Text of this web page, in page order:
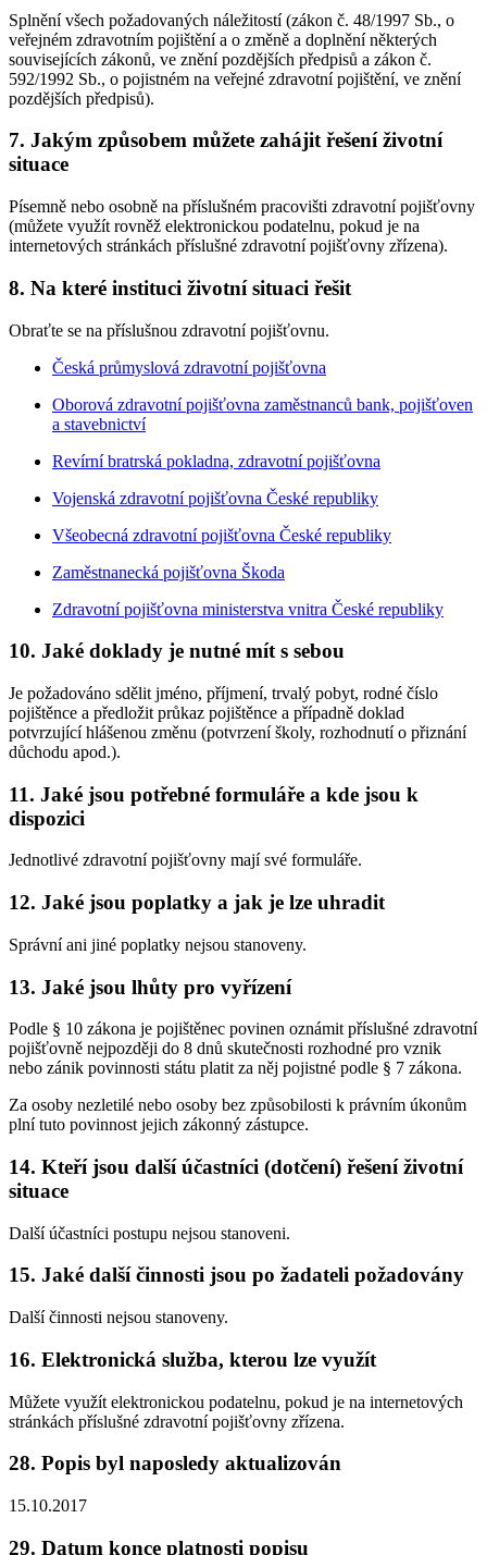
Splnění všech požadovaných náležitostí (zákon č. 48/1997 Sb., o
veřejném zdravotním pojištění a o změně a doplnění některých
souvisejících zákonů, ve znění pozdějších předpisů a zákon č.
592/1992 Sb., o pojistném na veřejné zdravotní pojištění, ve znění
pozdějších předpisů).
7. Jakým způsobem můžete zahájit řešení životní
situace
Písemně nebo osobně na příslušném pracovišti zdravotní pojišťovny
(můžete využít rovněž elektronickou podatelnu, pokud je na
internetových stránkách příslušné zdravotní pojišťovny zřízena).
8. Na které instituci životní situaci řešit
Obraťte se na příslušnou zdravotní pojišťovnu.
Česká průmyslová zdravotní pojišťovna
Oborová zdravotní pojišťovna zaměstnanců bank, pojišťoven
a stavebnictví
Revírní bratrská pokladna, zdravotní pojišťovna
Vojenská zdravotní pojišťovna České republiky
Všeobecná zdravotní pojišťovna České republiky
Zaměstnanecká pojišťovna Škoda
Zdravotní pojišťovna ministerstva vnitra České republiky
10. Jaké doklady je nutné mít s sebou
Je požadováno sdělit jméno, příjmení, trvalý pobyt, rodné číslo
pojištěnce a předložit průkaz pojištěnce a případně doklad
potvrzující hlášenou změnu (potvrzení školy, rozhodnutí o přiznání
důchodu apod.).
11. Jaké jsou potřebné formuláře a kde jsou k
dispozici
Jednotlivé zdravotní pojišťovny mají své formuláře.
12. Jaké jsou poplatky a jak je lze uhradit
Správní ani jiné poplatky nejsou stanoveny.
13. Jaké jsou lhůty pro vyřízení
Podle § 10 zákona je pojištěnec povinen oznámit příslušné zdravotní
pojišťovně nejpozději do 8 dnů skutečnosti rozhodné pro vznik
nebo zánik povinnosti státu platit za něj pojistné podle § 7 zákona.
Za osoby nezletilé nebo osoby bez způsobilosti k právním úkonům
plní tuto povinnost jejich zákonný zástupce.
14. Kteří jsou další účastníci (dotčení) řešení životní
situace
Další účastníci postupu nejsou stanoveni.
15. Jaké další činnosti jsou po žadateli požadovány
Další činnosti nejsou stanoveny.
16. Elektronická služba, kterou lze využít
Můžete využít elektronickou podatelnu, pokud je na internetových
stránkách příslušné zdravotní pojišťovny zřízena.
28. Popis byl naposledy aktualizován
15.10.2017
29. Datum konce platnosti popisu